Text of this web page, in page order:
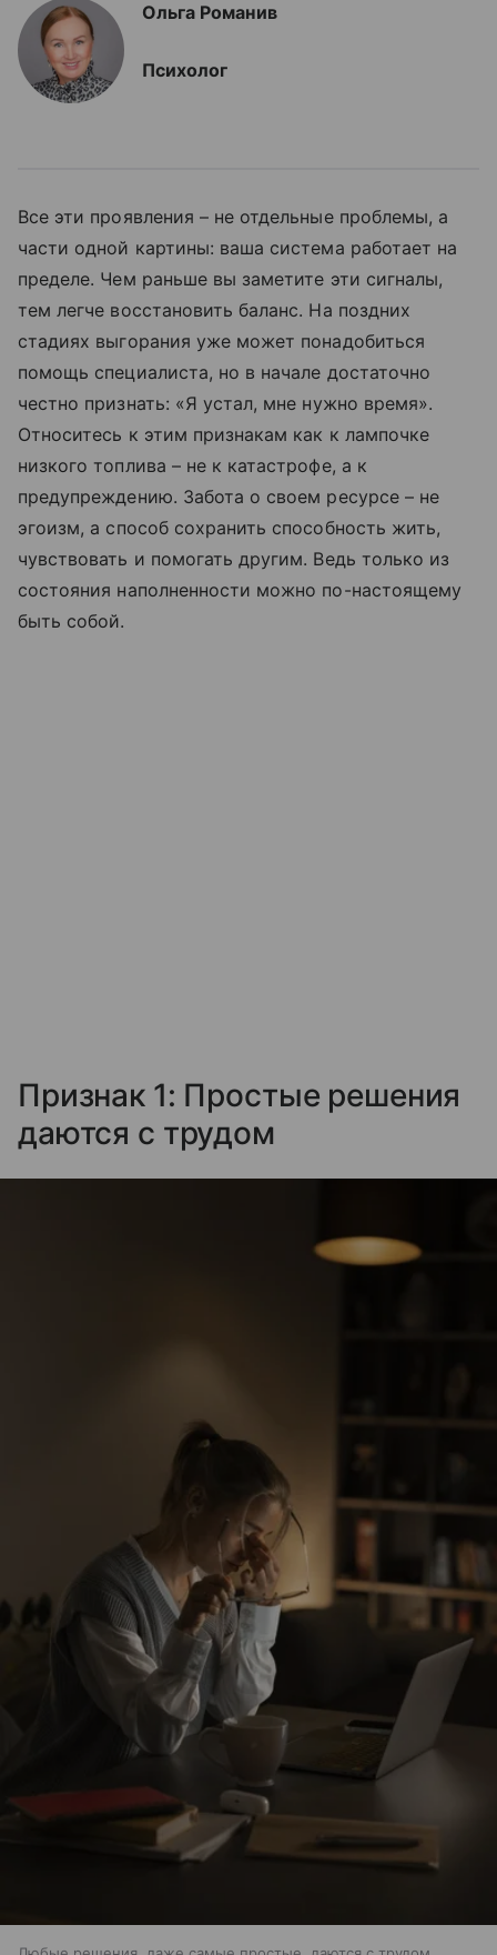
Ольга Романив
Психолог
Все эти проявления – не отдельные проблемы, а
части одной картины: ваша система работает на
пределе. Чем раньше вы заметите эти сигналы,
тем легче восстановить баланс. На поздних
стадиях выгорания уже может понадобиться
помощь специалиста, но в начале достаточно
честно признать: «Я устал, мне нужно время».
Относитесь к этим признакам как к лампочке
низкого топлива – не к катастрофе, а к
предупреждению. Забота о своем ресурсе – не
эгоизм, а способ сохранить способность жить,
чувствовать и помогать другим. Ведь только из
состояния наполненности можно по-настоящему
быть собой.
Признак 1: Простые решения
даются с трудом